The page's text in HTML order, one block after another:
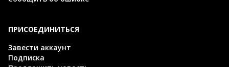
ПРИСОЕДИНИТЬСЯ
Завести аккаунт
Подписка